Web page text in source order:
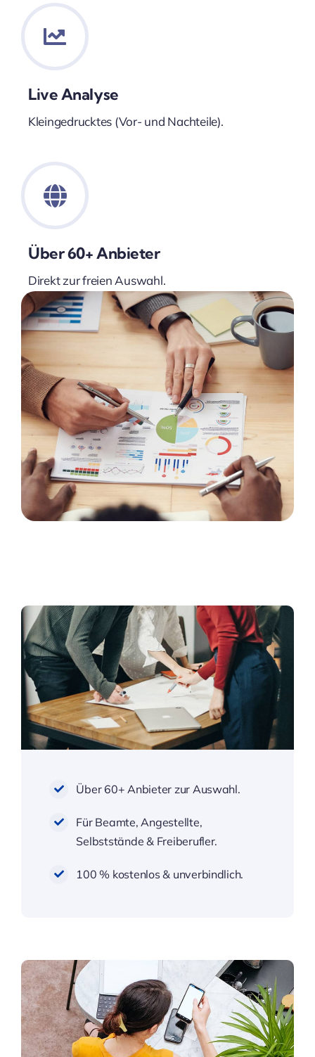
Live Analyse
Kleingedrucktes (Vor- und Nachteile).
Über 60+ Anbieter
Direkt zur freien Auswahl.
Über 60+ Anbieter zur Auswahl.
Für Beamte, Angestellte,
Selbststände & Freiberufler.
100 % kostenlos & unverbindlich.